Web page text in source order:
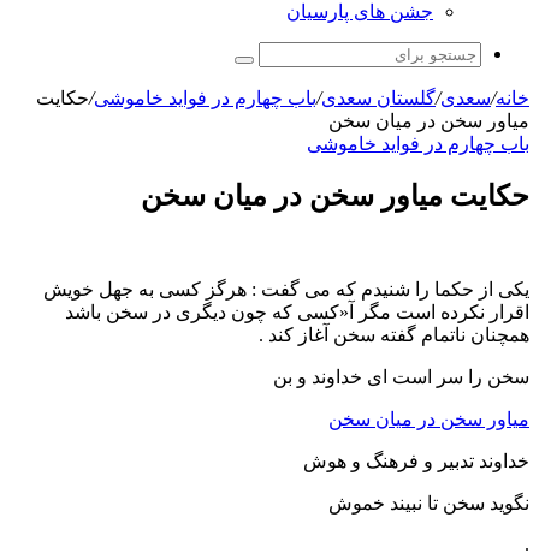
جشن های پارسیان
جستجو
خانه/سعدی/گلستان سعدی/باب چهارم در فوايد خاموشى/حکایت
میاور سخن در میان سخن
باب چهارم در فوايد خاموشى
حکایت میاور سخن در میان سخن
یکی از حکما را شنیدم که می گفت : هرگز کسی به جهل خویش
اقرار نکرده است مگر آ«کسی که چون دیگری در سخن باشد
همچنان ناتمام گفته سخن آغاز کند .
سخن را سر است اى خداوند و بن
میاور سخن در میان سخن
خداوند تدبیر و فرهنگ و هوش
نگوید سخن تا نبیند خموش
.